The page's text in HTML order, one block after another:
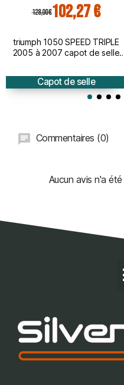
128,00 €102,27 €
triumph 1050 SPEED TRIPLE
2005 à 2007 capot de selle
Capot de selle
Commentaires (0)
Aucun avis n'a